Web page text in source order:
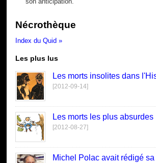
Nécrothèque
Index du Quid »
Les plus lus
Les morts insolites dans
[2012-09-14]
Les morts les plus absurdes
[2012-08-27]
Michel Polac avait rédigé